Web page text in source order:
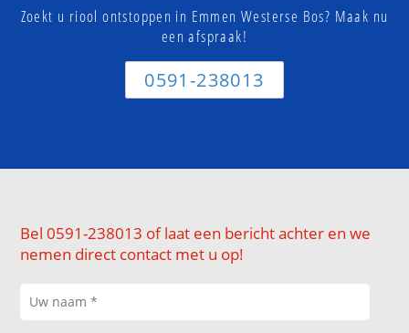
Zoekt u riool ontstoppen in Emmen Westerse Bos? Maak nu
een afspraak!
0591-238013
Bel 0591-238013 of laat een bericht achter en we
nemen direct contact met u op!